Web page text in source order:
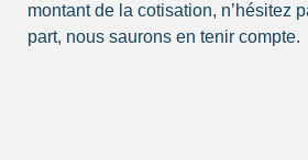
montant de la cotisation, n’hésitez
part, nous saurons en tenir compte.